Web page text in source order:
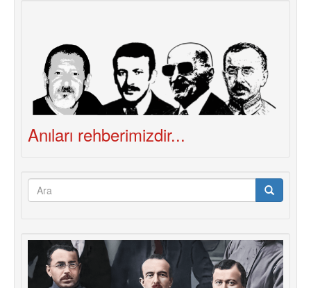
Anıları rehberimizdir...
Arama